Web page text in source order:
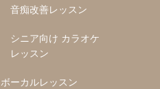
音痴改善レッスン
シニア向け カラオケ
レッスン
ボーカルレッスン